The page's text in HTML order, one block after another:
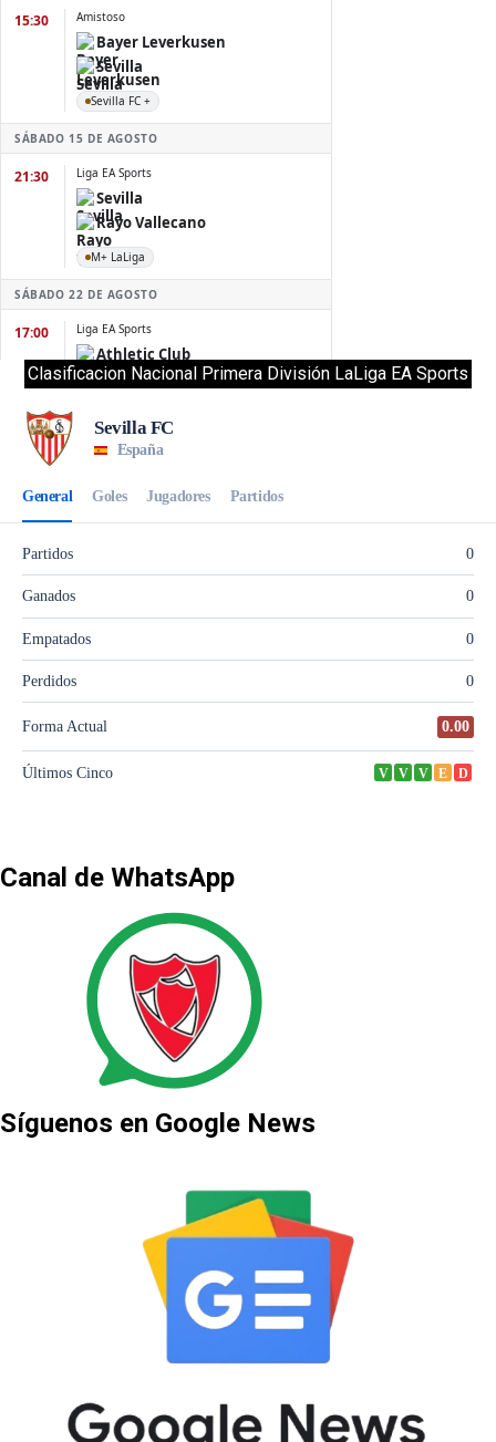
Clasificacion Nacional Primera División LaLiga EA Sports
Canal de WhatsApp
Síguenos en Google News